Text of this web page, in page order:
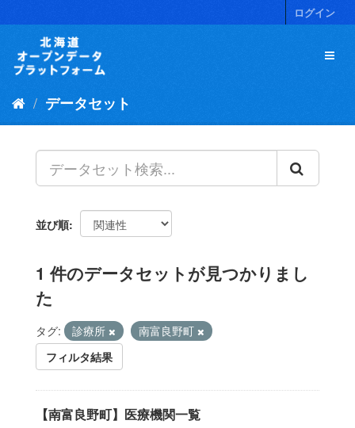
キ
ログイン
データセット
並び順
1 件のデータセットが見つかりまし
た
タグ: 診療所
南富良野町
フィルタ結果
【南富良野町】医療機関一覧